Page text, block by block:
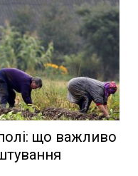
що важливо